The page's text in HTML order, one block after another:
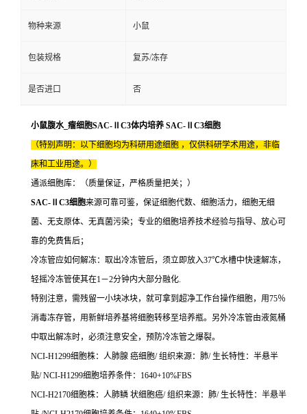
物种来源 小鼠
包装规格 复苏/冻存
是否进口 否
小鼠腹水_瘤细胞SAC-ⅡC3体内培养 SAC-ⅡC3细胞
（特别声明：以下细胞均为科研用途细胞 ，仅供科研学术用途，非临
床和工业用途。）
通派细胞库：（质量保证，严格质量把关；）
SAC-ⅡC3细胞来源可靠可鉴，保证细胞代数、细胞活力，细胞无细
菌、无支原体、无真菌污染；专业的细胞培养技术经验与指导、放心可
靠的免费售后；
冷冻管应如何解冻：取出冷冻管后，须立即放入37℃水槽中快速解冻，
轻摇冷冻管使其在1－2分钟内大部分融化.
特别注意，需残留一小块冰块，就可拿到超净工作台操作细胞，用75％
消毒冻存管，用新鲜培养基将细胞转移至培养瓶。另外冷冻管由液氮桶
中取出解冻时，必须注意安全，预防冷冻管之爆裂。
NCI-H1299细胞株：人肺腺 癌细胞/ 组织来源：肺/ 生长特性：半悬半
贴/ NCI-H1299细胞培养条件：1640+10%FBS
NCI-H2170细胞株：人肺鳞 状细胞癌/ 组织来源：肺/ 生长特性：半悬半